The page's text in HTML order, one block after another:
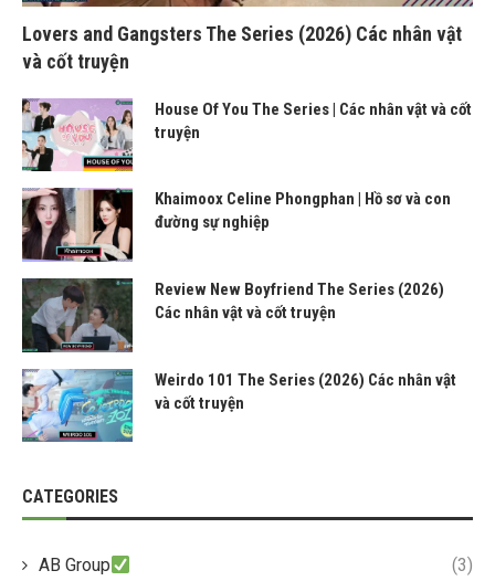
Lovers and Gangsters The Series (2026) Các nhân vật
và cốt truyện
House Of You The Series | Các nhân vật và cốt
truyện
Khaimoox Celine Phongphan | Hồ sơ và con
đường sự nghiệp
Review New Boyfriend The Series (2026)
Các nhân vật và cốt truyện
Weirdo 101 The Series (2026) Các nhân vật
và cốt truyện
CATEGORIES
AB Group (3)